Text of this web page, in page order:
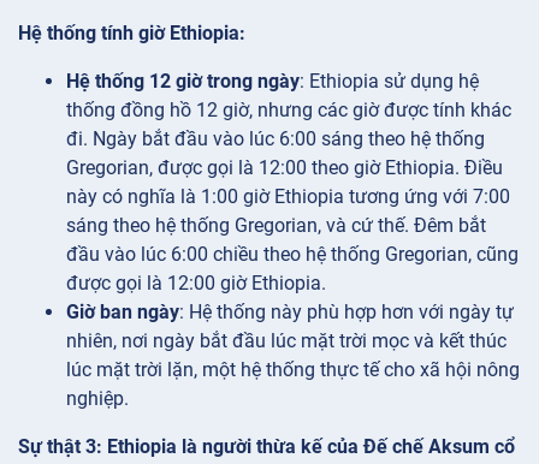
Hệ thống tính giờ Ethiopia:
Hệ thống 12 giờ trong ngày: Ethiopia sử dụng hệ
thống đồng hồ 12 giờ, nhưng các giờ được tính khác
đi. Ngày bắt đầu vào lúc 6:00 sáng theo hệ thống
Gregorian, được gọi là 12:00 theo giờ Ethiopia. Điều
này có nghĩa là 1:00 giờ Ethiopia tương ứng với 7:00
sáng theo hệ thống Gregorian, và cứ thế. Đêm bắt
đầu vào lúc 6:00 chiều theo hệ thống Gregorian, cũng
được gọi là 12:00 giờ Ethiopia.
Giờ ban ngày: Hệ thống này phù hợp hơn với ngày tự
nhiên, nơi ngày bắt đầu lúc mặt trời mọc và kết thúc
lúc mặt trời lặn, một hệ thống thực tế cho xã hội nông
nghiệp.
Sự thật 3: Ethiopia là người thừa kế của Đế chế Aksum cổ